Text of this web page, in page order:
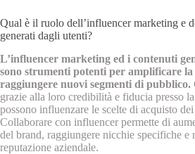
Qual è il ruolo dell’influencer marketing e
generati dagli utenti?
L’influencer marketing ed i contenuti
sono strumenti potenti per amplificare la
raggiungere nuovi segmenti di pubblico.
grazie alla loro credibilità e fiducia presso
possono influenzare le scelte di acquisto
Collaborare con influencer permette di
del brand, raggiungere nicchie specifiche e
reputazione aziendale.